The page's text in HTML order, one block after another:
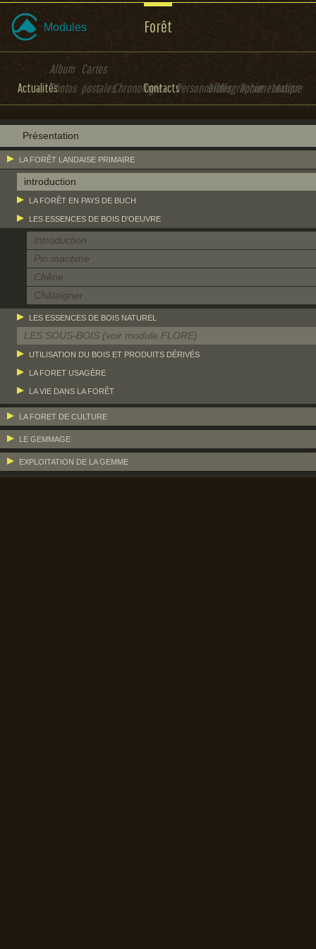
Modules Forêt
Actualités
Album
Photos
Cartes
postalesChronologieContactsPersonnalitésBibliographieDocumentation
Lexique
Présentation
LA FORÊT LANDAISE PRIMAIRE
introduction
LA FORÊT EN PAYS DE BUCH
LES ESSENCES DE BOIS D'OEUVRE
Introduction
Pin maritime
Chêne
Châtaigner
LES ESSENCES DE BOIS NATUREL
LES SOUS-BOIS (voir module FLORE)
UTILISATION DU BOIS ET PRODUITS DÉRIVÉS
LA FORET USAGÈRE
LA VIE DANS LA FORÊT
LA FORET DE CULTURE
LE GEMMAGE
EXPLOITATION DE LA GEMME